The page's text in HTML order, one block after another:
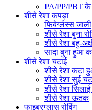
PA/PP/PBT के
शीसे रेशा कपड़ा
फिबेर्ग्लस्स जाली
शीसे रेशा बुना
शीसे रेशा बहु-
सादा बुना हुआ
शीसे रेशा चटाई
शीसे रेशा कटा
शीसे रेशा सुई
शीसे रेशा
शीसे रेशा ऊतक
फाइबरग्लास रोविंग